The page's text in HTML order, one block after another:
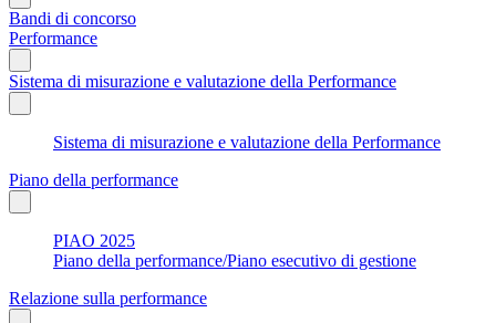
Bandi di concorso
Performance
Sistema di misurazione e valutazione della Performance
Sistema di misurazione e valutazione della Performance
Piano della performance
PIAO 2025
Piano della performance/Piano esecutivo di gestione
Relazione sulla performance